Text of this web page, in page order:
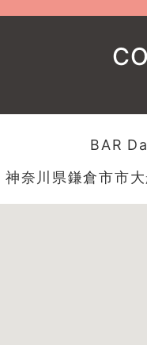
BAR
神奈川県鎌倉市市